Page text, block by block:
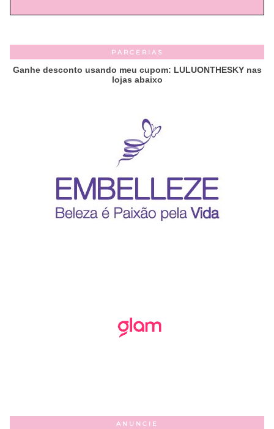
PARCERIAS
Ganhe desconto usando meu cupom: LULUONTHESKY nas
lojas abaixo
ANUNCIE